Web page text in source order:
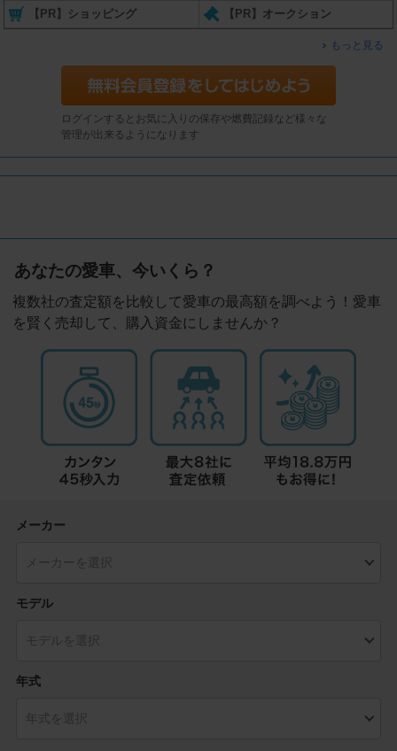
【PR】ショッピング 【PR】オークション
もっと見る
ログインするとお気に入りの保存や燃費記録など様々な
管理が出来るようになります
あなたの愛車、今いくら？
複数社の査定額を比較して愛車の最高額を調べよう！愛車
を賢く売却して、購入資金にしませんか？
メーカー
モデル
年式